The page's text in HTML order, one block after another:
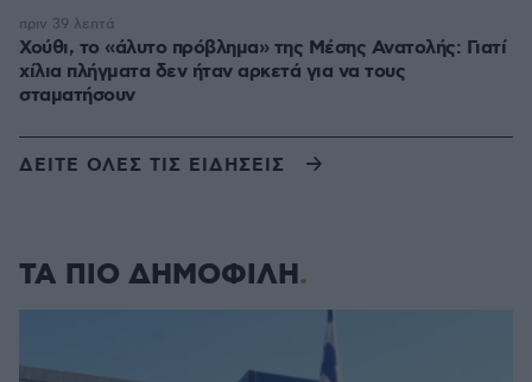
Χούθι, το «άλυτο πρόβλημα» της Μέσης Ανατολής: Γιατί
χίλια πλήγματα δεν ήταν αρκετά για να τους
σταματήσουν
πριν 39 λεπτά
ΔΕΙΤΕ ΟΛΕΣ ΤΙΣ ΕΙΔΗΣΕΙΣ
ΤΑ ΠΙΟ ΔΗΜΟΦΙΛΗ